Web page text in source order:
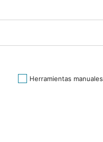
Herramientas manuales